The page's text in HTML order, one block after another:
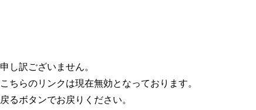
申し訳ございません。
こちらのリンクは現在無効となっております。
戻るボタンでお戻りください。